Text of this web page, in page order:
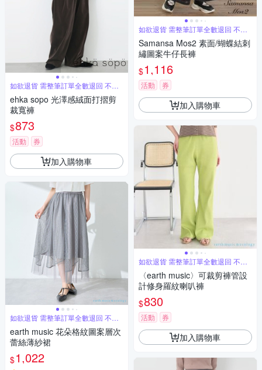
如欲退貨 需整筆訂單全數退回 不能
單退
ehka sopo 光澤感絨面打摺剪
裁寬褲
$873
活動 券
加入購物車
如欲退貨 需整筆訂單全數退回 不能
單退
earth music 花朵格紋圖案層次
蕾絲薄紗裙
$1,022
如欲退貨 需整筆訂單全數退回 不能
單退
Samansa Mos2 素面/蝴蝶結刺
繡圖案牛仔長褲
$1,116
活動 券
加入購物車
如欲退貨 需整筆訂單全數退回 不能
單退
〈earth music〉可裁剪褲管設
計修身羅紋喇叭褲
$830
活動 券
加入購物車